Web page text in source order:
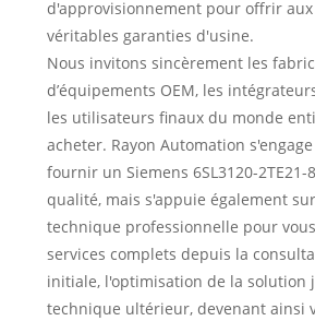
d'approvisionnement pour offrir
véritables garanties d'usine.
Nous invitons sincèrement les
d’équipements OEM, les
les utilisateurs finaux du monde
acheter. Rayon Automation
fournir un Siemens 6SL3120-2TE21-
qualité, mais s'appuie également
technique professionnelle pour
services complets depuis la
initiale, l'optimisation de la solution
technique ultérieur, devenant ainsi